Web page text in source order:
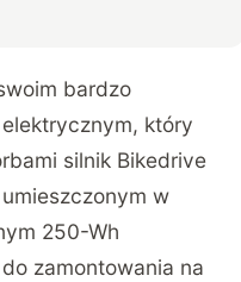
bardzo
który
silnik Bikedrive
w
250-Wh
zamontowania na